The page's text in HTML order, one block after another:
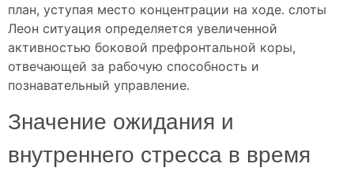
план, уступая место концентрации на ходе. слоты
Леон ситуация определяется увеличенной
активностью боковой префронтальной коры,
отвечающей за рабочую способность и
познавательный управление.
Значение ожидания и
внутреннего стресса в время